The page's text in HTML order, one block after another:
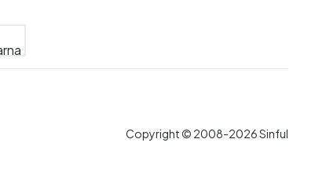
Copyright © 2008-2026 Sinful